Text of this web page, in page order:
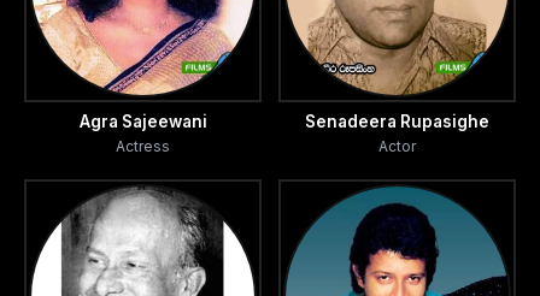
වන්නේ නිල්මිණිගේ කුඩම්මාගේ ඥතියෙකු මෙන්ම
නිල්මිණිව විවාහ කර ගැනීමට බලාපොරොත්තුවෙන්
සිටින හැරී (ලයනල් දැරණියගල) ටය.දිනක් ගරාජයේ
සේවකයෙකු හා පොඩ්ඩේ අතර ඇතිවන ගැටුමක් දුර දිග
යාම මත පොඩ්ඩේට හැරී සමගද ගැටීමට සිදුවීම නිසා
ඔහුට රැකියාවෙන් ඉවත් වීමට සිදු වෙයි.
මහ පාරේ සූදු රැකියාවේ යෙදී සිටින ලින්ටන්හට එම
රැකියාව මත සිදුවන යම් සිදුවීමක් හේතුවෙන් සුමනා
Agra Sajeewani
Actress
Senadeera Rupasighe
Actor